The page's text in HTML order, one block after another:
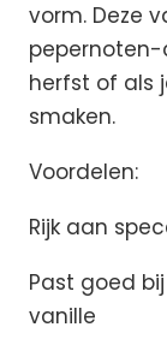
vorm. Deze
herfst of als
smaken.
Voordelen:
Rijk aan
Past goed
vanille